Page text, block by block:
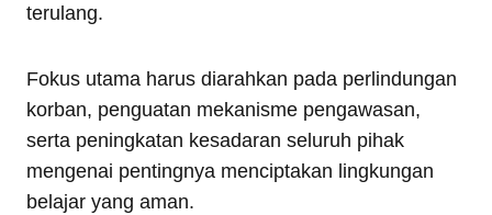
terulang.
Fokus utama harus diarahkan pada perlindungan
korban, penguatan mekanisme pengawasan,
serta peningkatan kesadaran seluruh pihak
mengenai pentingnya menciptakan lingkungan
belajar yang aman.